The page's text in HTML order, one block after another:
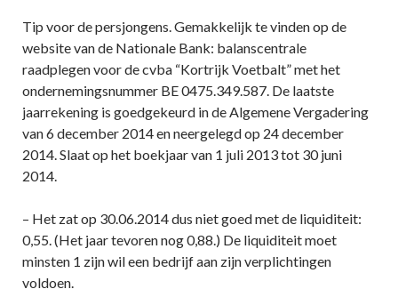
Tip voor de persjongens. Gemakkelijk te vinden op de
website van de Nationale Bank: balanscentrale
raadplegen voor de cvba “Kortrijk Voetbalt” met het
ondernemingsnummer BE 0475.349.587. De laatste
jaarrekening is goedgekeurd in de Algemene Vergadering
van 6 december 2014 en neergelegd op 24 december
2014. Slaat op het boekjaar van 1 juli 2013 tot 30 juni
2014.
– Het zat op 30.06.2014 dus niet goed met de liquiditeit:
0,55. (Het jaar tevoren nog 0,88.) De liquiditeit moet
minsten 1 zijn wil een bedrijf aan zijn verplichtingen
voldoen.